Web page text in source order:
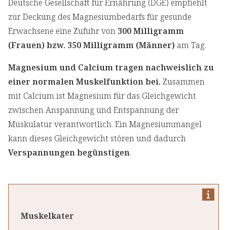
Deutsche Gesellschaft für Ernährung (DGE) empfiehlt
zur Deckung des Magnesiumbedarfs für gesunde
Erwachsene eine Zufuhr von 300 Milligramm
(Frauen) bzw. 350 Milligramm (Männer) am Tag.
Magnesium und Calcium tragen nachweislich zu
einer normalen Muskelfunktion bei. Zusammen
mit Calcium ist Magnesium für das Gleichgewicht
zwischen Anspannung und Entspannung der
Muskulatur verantwortlich. Ein Magnesiummangel
kann dieses Gleichgewicht stören und dadurch
Verspannungen begünstigen.
Muskelkater